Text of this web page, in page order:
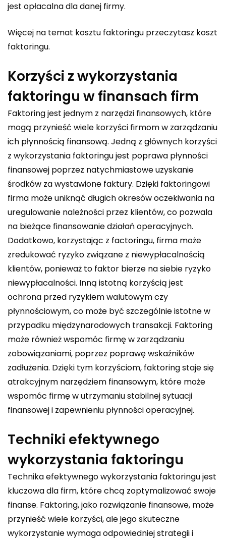
jest opłacalna dla danej firmy.
Więcej na temat kosztu faktoringu przeczytasz koszt
faktoringu.
Korzyści z wykorzystania
faktoringu w finansach firm
Faktoring jest jednym z narzędzi finansowych, które
mogą przynieść wiele korzyści firmom w zarządzaniu
ich płynnością finansową. Jedną z głównych korzyści
z wykorzystania faktoringu jest poprawa płynności
finansowej poprzez natychmiastowe uzyskanie
środków za wystawione faktury. Dzięki faktoringowi
firma może uniknąć długich okresów oczekiwania na
uregulowanie należności przez klientów, co pozwala
na bieżące finansowanie działań operacyjnych.
Dodatkowo, korzystając z factoringu, firma może
zredukować ryzyko związane z niewypłacalnością
klientów, ponieważ to faktor bierze na siebie ryzyko
niewypłacalności. Inną istotną korzyścią jest
ochrona przed ryzykiem walutowym czy
płynnościowym, co może być szczególnie istotne w
przypadku międzynarodowych transakcji. Faktoring
może również wspomóc firmę w zarządzaniu
zobowiązaniami, poprzez poprawę wskaźników
zadłużenia. Dzięki tym korzyściom, faktoring staje się
atrakcyjnym narzędziem finansowym, które może
wspomóc firmę w utrzymaniu stabilnej sytuacji
finansowej i zapewnieniu płynności operacyjnej.
Techniki efektywnego
wykorzystania faktoringu
Technika efektywnego wykorzystania faktoringu jest
kluczowa dla firm, które chcą zoptymalizować swoje
finanse. Faktoring, jako rozwiązanie finansowe, może
przynieść wiele korzyści, ale jego skuteczne
wykorzystanie wymaga odpowiedniej strategii i